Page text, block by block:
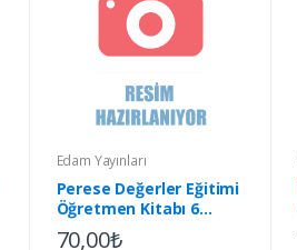
Edam Yayınları
Perese Değerler Eğitimi
Öğretmen Kitabı 6
Dostluk
70,00₺